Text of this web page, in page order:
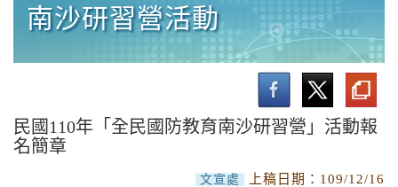
全民國防教育最新公告
南沙研習營活動
活動成果
南沙研習營活動
民國110年「全民國防教育南沙研習營」活動報
名簡章
文宣處 上稿日期： 109/12/16